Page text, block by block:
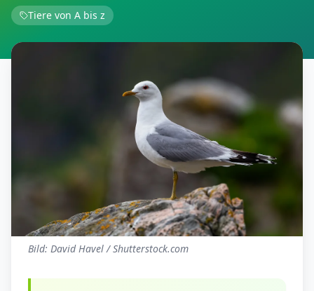
Tiere von A bis z
Bild: David Havel / Shutterstock.com